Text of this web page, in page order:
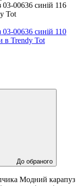
До обраного
Модний карапуз